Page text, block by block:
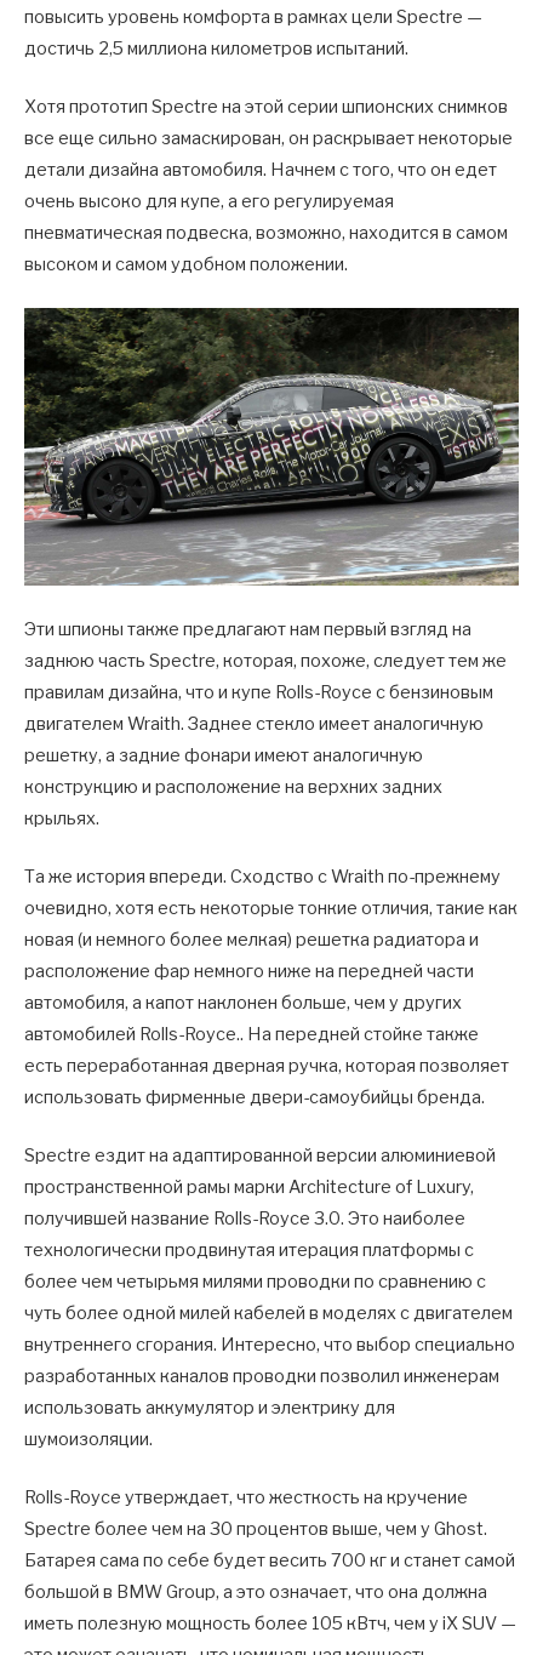
повысить уровень комфорта в рамках цели Spectre —
достичь 2,5 миллиона километров испытаний.
Хотя прототип Spectre на этой серии шпионских снимков
все еще сильно замаскирован, он раскрывает некоторые
детали дизайна автомобиля. Начнем с того, что он едет
очень высоко для купе, а его регулируемая
пневматическая подвеска, возможно, находится в самом
высоком и самом удобном положении.
Эти шпионы также предлагают нам первый взгляд на
заднюю часть Spectre, которая, похоже, следует тем же
правилам дизайна, что и купе Rolls-Royce с бензиновым
двигателем Wraith. Заднее стекло имеет аналогичную
решетку, а задние фонари имеют аналогичную
конструкцию и расположение на верхних задних
крыльях.
Та же история впереди. Сходство с Wraith по-прежнему
очевидно, хотя есть некоторые тонкие отличия, такие как
новая (и немного более мелкая) решетка радиатора и
расположение фар немного ниже на передней части
автомобиля, а капот наклонен больше, чем у других
автомобилей Rolls-Royce.. На передней стойке также
есть переработанная дверная ручка, которая позволяет
использовать фирменные двери-самоубийцы бренда.
Spectre ездит на адаптированной версии алюминиевой
пространственной рамы марки Architecture of Luxury,
получившей название Rolls-Royce 3.0. Это наиболее
технологически продвинутая итерация платформы с
более чем четырьмя милями проводки по сравнению с
чуть более одной милей кабелей в моделях с двигателем
внутреннего сгорания. Интересно, что выбор специально
разработанных каналов проводки позволил инженерам
использовать аккумулятор и электрику для
шумоизоляции.
Rolls-Royce утверждает, что жесткость на кручение
Spectre более чем на 30 процентов выше, чем у Ghost.
Батарея сама по себе будет весить 700 кг и станет самой
большой в BMW Group, а это означает, что она должна
иметь полезную мощность более 105 кВтч, чем у iX SUV —